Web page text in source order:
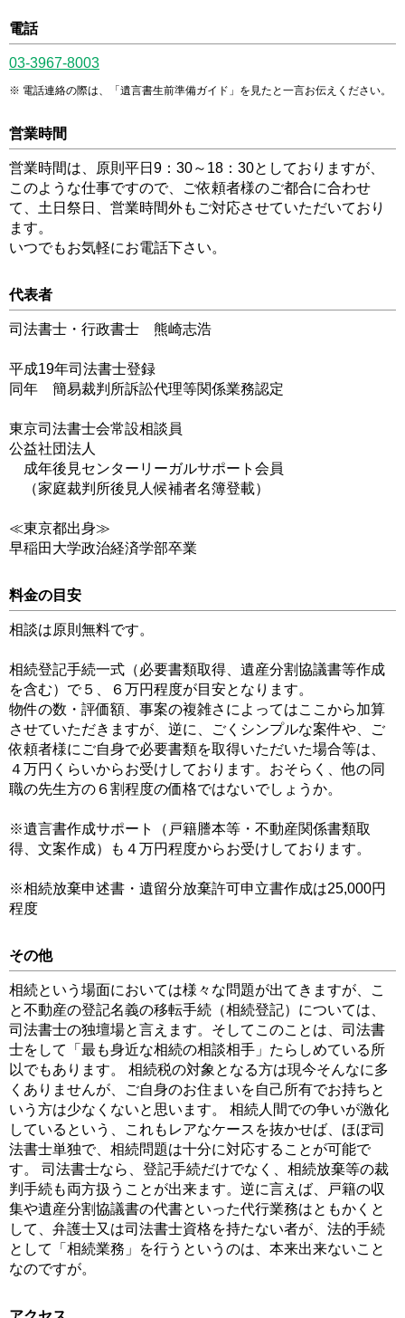
電話
03-3967-8003
電話連絡の際は、「遺言書生前準備ガイド」を見たと一言お伝えください。
営業時間
営業時間は、原則平日9：30～18：30としておりますが、
このような仕事ですので、ご依頼者様のご都合に合わせ
て、土日祭日、営業時間外もご対応させていただいており
ます。
いつでもお気軽にお電話下さい。
代表者
司法書士・行政書士 熊崎志浩
平成19年司法書士登録
同年 簡易裁判所訴訟代理等関係業務認定
東京司法書士会常設相談員
公益社団法人
成年後見センターリーガルサポート会員
（家庭裁判所後見人候補者名簿登載）
≪東京都出身≫
早稲田大学政治経済学部卒業
料金の目安
相談は原則無料です。
相続登記手続一式（必要書類取得、遺産分割協議書等作成
を含む）で５、６万円程度が目安となります。
物件の数・評価額、事案の複雑さによってはここから加算
させていただきますが、逆に、ごくシンプルな案件や、ご
依頼者様にご自身で必要書類を取得いただいた場合等は、
４万円くらいからお受けしております。おそらく、他の同
職の先生方の６割程度の価格ではないでしょうか。
※遺言書作成サポート（戸籍謄本等・不動産関係書類取
得、文案作成）も４万円程度からお受けしております。
※相続放棄申述書・遺留分放棄許可申立書作成は25,000円
程度
その他
相続という場面においては様々な問題が出てきますが、こ
と不動産の登記名義の移転手続（相続登記）については、
司法書士の独壇場と言えます。そしてこのことは、司法書
士をして「最も身近な相続の相談相手」たらしめている所
以でもあります。 相続税の対象となる方は現今そんなに多
くありませんが、ご自身のお住まいを自己所有でお持ちと
いう方は少なくないと思います。 相続人間での争いが激化
しているという、これもレアなケースを抜かせば、ほぼ司
法書士単独で、相続問題は十分に対応することが可能で
す。 司法書士なら、登記手続だけでなく、相続放棄等の裁
判手続も両方扱うことが出来ます。逆に言えば、戸籍の収
集や遺産分割協議書の代書といった代行業務はともかくと
して、弁護士又は司法書士資格を持たない者が、法的手続
として「相続業務」を行うというのは、本来出来ないこと
なのですが。